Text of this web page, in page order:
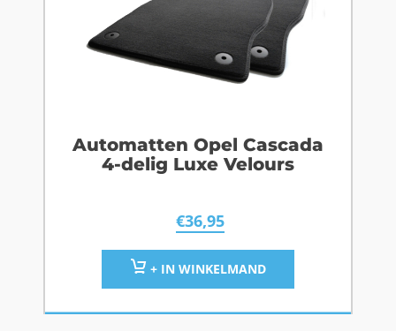
Automatten Opel Cascada
4-delig Luxe Velours
€36,95
+ IN WINKELMAND